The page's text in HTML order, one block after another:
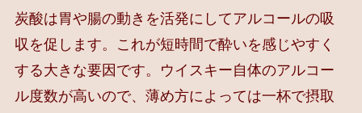
炭酸は胃や腸の動きを活発にしてアルコールの吸
収を促します。これが短時間で酔いを感じやすく
する大きな要因です。ウイスキー自体のアルコー
ル度数が高いので、薄め方によっては一杯で摂取